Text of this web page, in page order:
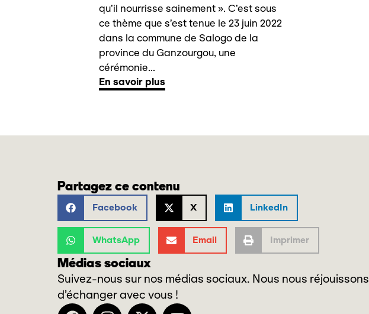
qu’il nourrisse sainement ». C’est sous
ce thème que s’est tenue le 23 juin 2022
dans la commune de Salogo de la
province du Ganzourgou, une
cérémonie...
En savoir plus
Partagez ce contenu
Facebook X LinkedIn
WhatsApp Email Imprimer
Médias sociaux
Suivez-nous sur nos médias sociaux. Nous nous réjouissons
d’échanger avec vous !